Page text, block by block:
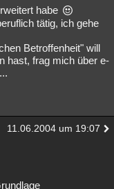
habe
tätig, ich gehe
Betroffenheit" will
hast, frag mich über e-
11.06.2004 um 19:07